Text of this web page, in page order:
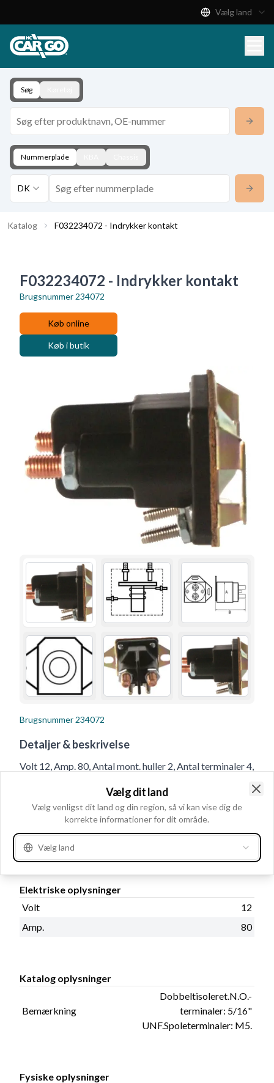
Download
Kontakt
Vælg land
Søg
Nummerplade
DK
Katalog F032234072 - Indrykker kontakt
F032234072 - Indrykker kontakt
Brugsnummer 234072
Køb online
Køb i butik
Brugsnummer 234072
Detaljer & beskrivelse
Volt 12, Amp. 80, Antal mont. huller 2, Antal terminaler 4,
UNF.Spoleterminaler: M5., Antal mont. huller 2,
Totallængde 66.50
Produktinformation
Elektriske oplysninger
Volt
12
Amp.
80
Katalog oplysninger
Bemærkning
Dobbeltisoleret.N.O.-
terminaler: 5/16"
UNF.Spoleterminaler: M5.
Fysiske oplysninger
Vælg dit land
Vælg venligst dit land og din region, så vi kan vise dig de
korrekte informationer for dit område.
Vælg land